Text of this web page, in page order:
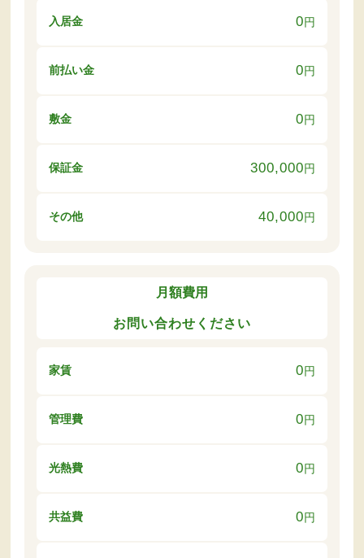
入居金 0円
前払い金 0円
敷金 0円
保証金 300,000円
その他 40,000円
月額費用
お問い合わせください
家賃 0円
管理費 0円
光熱費 0円
共益費 0円